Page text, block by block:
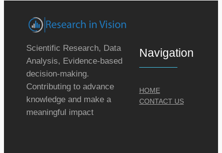
Scientific Research, Data
Analysis, Evidence-based
decision-making.
Contributing to advance
knowledge and make a
meaningful impact
Navigation
HOME
CONTACT US